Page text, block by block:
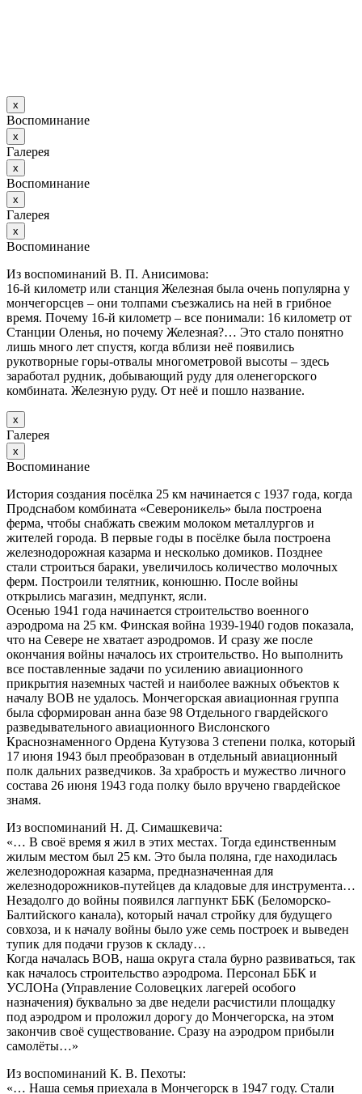
х
Воспоминание
х
Галерея
х
Воспоминание
х
Галерея
х
Воспоминание
Из воспоминаний В. П. Анисимова:
16-й километр или станция Железная была очень популярна у
мончегорсцев – они толпами съезжались на ней в грибное
время. Почему 16-й километр – все понимали: 16 километр от
Станции Оленья, но почему Железная?… Это стало понятно
лишь много лет спустя, когда вблизи неё появились
рукотворные горы-отвалы многометровой высоты – здесь
заработал рудник, добывающий руду для оленегорского
комбината. Железную руду. От неё и пошло название.
х
Галерея
х
Воспоминание
История создания посёлка 25 км начинается с 1937 года, когда
Продснабом комбината «Североникель» была построена
ферма, чтобы снабжать свежим молоком металлургов и
жителей города. В первые годы в посёлке была построена
железнодорожная казарма и несколько домиков. Позднее
стали строиться бараки, увеличилось количество молочных
ферм. Построили телятник, конюшню. После войны
открылись магазин, медпункт, ясли.
Осенью 1941 года начинается строительство военного
аэродрома на 25 км. Финская война 1939-1940 годов показала,
что на Севере не хватает аэродромов. И сразу же после
окончания войны началось их строительство. Но выполнить
все поставленные задачи по усилению авиационного
прикрытия наземных частей и наиболее важных объектов к
началу ВОВ не удалось. Мончегорская авиационная группа
была сформирован анна базе 98 Отдельного гвардейского
разведывательного авиационного Вислонского
Краснознаменного Ордена Кутузова 3 степени полка, который
17 июня 1943 был преобразован в отдельный авиационный
полк дальних разведчиков. За храбрость и мужество личного
состава 26 июня 1943 года полку было вручено гвардейское
знамя.
Из воспоминаний Н. Д. Симашкевича:
«… В своё время я жил в этих местах. Тогда единственным
жилым местом был 25 км. Это была поляна, где находилась
железнодорожная казарма, предназначенная для
железнодорожников-путейцев да кладовые для инструмента…
Незадолго до войны появился лагпункт ББК (Беломорско-
Балтийского канала), который начал стройку для будущего
совхоза, и к началу войны было уже семь построек и выведен
тупик для подачи грузов к складу…
Когда началась ВОВ, наша округа стала бурно развиваться, так
как началось строительство аэродрома. Персонал ББК и
УСЛОНа (Управление Соловецких лагерей особого
назначения) буквально за две недели расчистили площадку
под аэродром и проложил дорогу до Мончегорска, на этом
закончив своё существование. Сразу на аэродром прибыли
самолёты…»
Из воспоминаний К. В. Пехоты:
«… Наша семья приехала в Мончегорск в 1947 году. Стали